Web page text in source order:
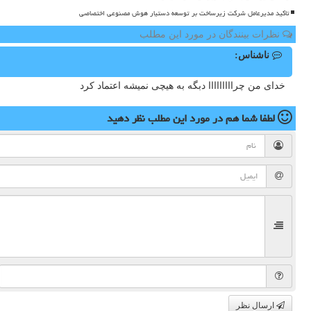
تاکید مدیرعامل شرکت زیرساخت بر توسعه دستیار هوش مصنوعی اختصاصی
نظرات بینندگان در مورد این مطلب
ناشناس:
خدای من چرااااااااا دبگه به هیچی نمیشه اعتماد کرد
لطفا شما همدر مورد این مطلبنظر دهید
ارسال نظر